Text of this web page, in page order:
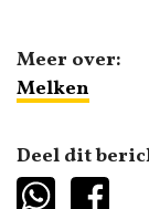
Meer over:
Melken
Deel dit